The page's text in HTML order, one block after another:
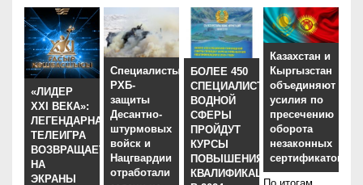
«ЛИДЕР
XXI ВЕКА»:
ЛЕГЕНДАРНАЯ
ТЕЛЕИГРА
ВОЗВРАЩАЕТСЯ
НА
ЭКРАНЫ
Специалисты
РХБ-
защиты
Десантно-
штурмовых
войск и
Нацгвардии
отработали
БОЛЕЕ 450
СПЕЦИАЛИСТОВ
ВОДНОЙ
СФЕРЫ
ПРОЙДУТ
КУРСЫ
ПОВЫШЕНИЯ
КВАЛИФИКАЦИИ
Казахстан и
Кыргызстан
объединяют
усилия по
пресечению
оборота
незаконных
сертификатов